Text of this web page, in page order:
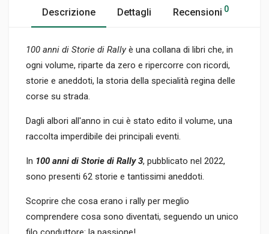
Descrizione Dettagli Recensioni 0
100 anni di Storie di Rallyè una collana di libri che, in
ogni volume, riparte da zero e ripercorre con ricordi,
storie e aneddoti, la storia della specialità regina delle
corse su strada.
Dagli albori all'anno in cui è stato edito il volume, una
raccolta imperdibile dei principali eventi.
In 100 anni di Storie di Rally 3, pubblicato nel 2022,
sono presenti 62 storie e tantissimi aneddoti.
Scoprire che cosa erano i rally per meglio
comprendere cosa sono diventati, seguendo un unico